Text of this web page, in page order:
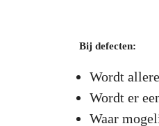
Bij defecten:
Wordt
Wordt er
Waar